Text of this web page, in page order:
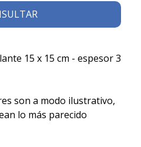
15 x 15 cm - espesor 3
son a modo ilustrativo,
lo más parecido